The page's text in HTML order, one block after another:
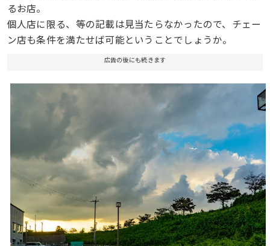
るお店。
個人店に限る、等の記載は見当たらなかったので、チェー
ン店も条件を満たせば可能ということでしょうか。
広告の後にも続きます